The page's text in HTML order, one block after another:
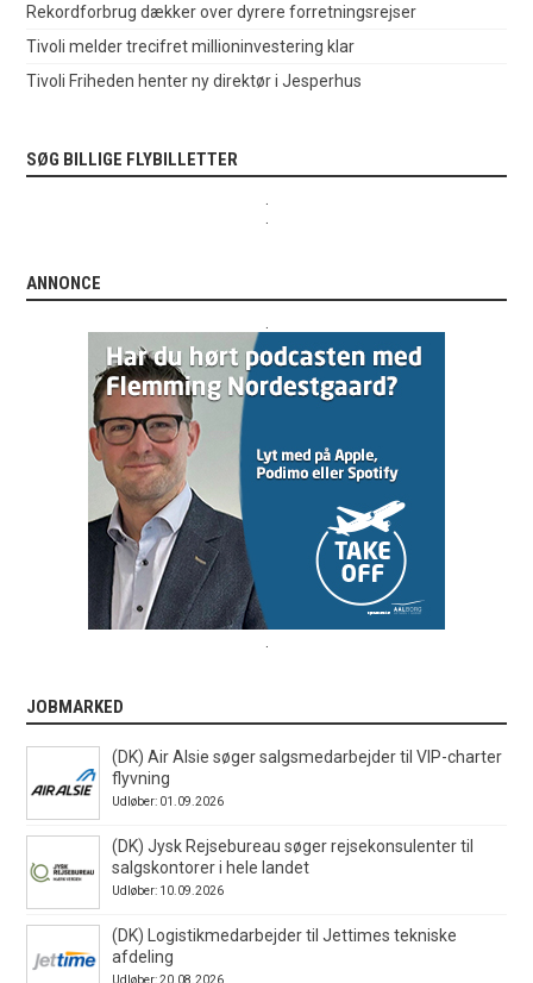
Rekordforbrug dækker over dyrere forretningsrejser
Tivoli melder trecifret millioninvestering klar
Tivoli Friheden henter ny direktør i Jesperhus
SØG BILLIGE FLYBILLETTER
ANNONCE
JOBMARKED
(DK) Air Alsie søger salgsmedarbejder til VIP-charter
flyvning
Udløber: 01.09.2026
(DK) Jysk Rejsebureau søger rejsekonsulenter til
salgskontorer i hele landet
Udløber: 10.09.2026
(DK) Logistikmedarbejder til Jettimes tekniske
afdeling
Udløber: 20.08.2026